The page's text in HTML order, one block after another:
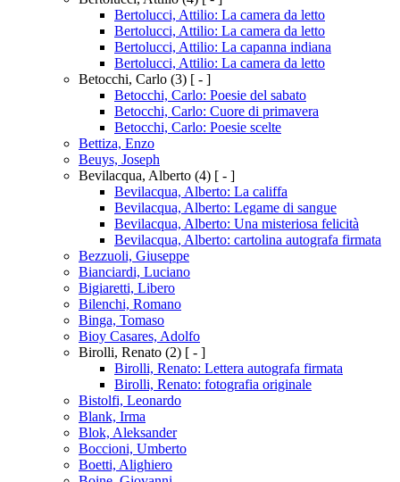
Bertolucci, Attilio: La camera da letto
Bertolucci, Attilio: La camera da letto
Bertolucci, Attilio: La capanna indiana
Bertolucci, Attilio: La camera da letto
Betocchi, Carlo (3) [ - ]
Betocchi, Carlo: Poesie del sabato
Betocchi, Carlo: Cuore di primavera
Betocchi, Carlo: Poesie scelte
Bettiza, Enzo
Beuys, Joseph
Bevilacqua, Alberto (4) [ - ]
Bevilacqua, Alberto: La califfa
Bevilacqua, Alberto: Legame di sangue
Bevilacqua, Alberto: Una misteriosa felicità
Bevilacqua, Alberto: cartolina autografa firmata
Bezzuoli, Giuseppe
Bianciardi, Luciano
Bigiaretti, Libero
Bilenchi, Romano
Binga, Tomaso
Bioy Casares, Adolfo
Birolli, Renato (2) [ - ]
Birolli, Renato: Lettera autografa firmata
Birolli, Renato: fotografia originale
Bistolfi, Leonardo
Blank, Irma
Blok, Aleksander
Boccioni, Umberto
Boetti, Alighiero